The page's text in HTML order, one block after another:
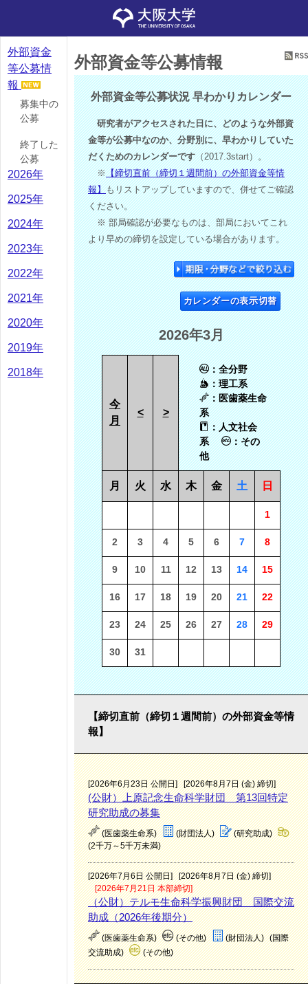
外部資金
等公募情
報
募集中の
公募
終了した
公募
2026年
2025年
2024年
2023年
2022年
2021年
2020年
2019年
2018年
外部資金等公募情報
外部資金等公募状況 早わかりカレンダー
研究者がアクセスされた日に、どのような外部資
金等が公募中なのか、分野別に、早わかりしていた
だくためのカレンダーです（2017.3start）。
※【締切直前（締切１週間前）の外部資金等情
報】もリストアップしていますので、併せてご確認
ください。
※ 部局確認が必要なものは、部局においてこれ
より早めの締切を設定している場合があります。
カレンダーの表示切替
2026年3月
今
月
< >
：全分野
：理工系
：医歯薬生命
系
：人文社会
系
：その
他
月 火 水 木 金 土 日
1
2 3 4 5 6 7 8
9 10 11 12 13 14 15
16 17 18 19 20 21 22
23 24 25 26 27 28 29
30 31
【締切直前（締切１週間前）の外部資金等情
報】
[2026年6月23日 公開日] [2026年8月7日 (金) 締切]
(公財）上原記念生命科学財団 第13回特定
研究助成の募集
(医歯薬生命系) (財団法人)
(研究助成)
(2千万～5千万未満)
[2026年7月6日 公開日] [2026年8月7日 (金) 締切]
[2026年7月21日 本部締切]
（公財）テルモ生命科学振興財団 国際交流
助成（2026年後期分）
(医歯薬生命系) (その他) (財団法人) (国際
交流助成)
(その他)